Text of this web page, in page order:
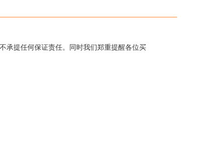
承提任何保证责任。同时我们郑重提醒各位买